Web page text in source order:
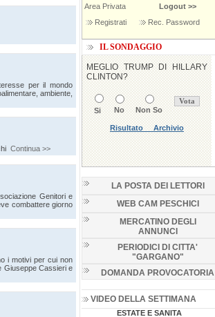
per il mondo
ambiente,
Continua >>
Genitori e
combattere giorno
i motivi per cui non
Giuseppe Cassieri e
Area Privata
Logout >>
Registrati
Rec. Password
IL SONDAGGIO
LA POSTA DEI LETTORI
WEB CAM PESCHICI
MERCATINO DEGLI
ANNUNCI
PERIODICI DI CITTA'
"GARGANO"
DOMANDA PROVOCATORIA
VIDEO DELLA SETTIMANA
ESTATE E SANITA